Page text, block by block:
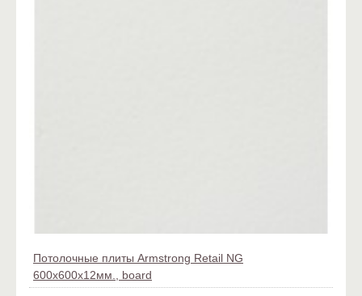
Потолочные плиты Armstrong Retail NG
600x600x12мм., board